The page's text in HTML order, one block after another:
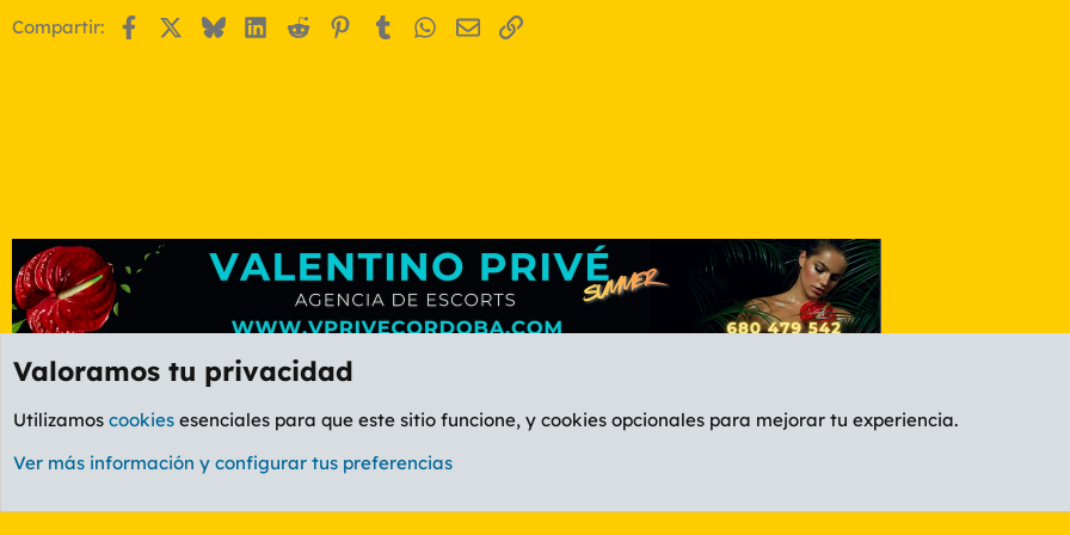
Compartir: FacebookBlueskyLinkedIn
Reddit Pinterest
Tumblr WhatsApp
EmailEnlace
Foro Informática y Videojuegos
Valoramos tu privacidad
Utilizamos cookies esenciales para que este sitio funcione, y cookies opcionales para mejorar tu experiencia.
Ver más información y configurar tus preferencias